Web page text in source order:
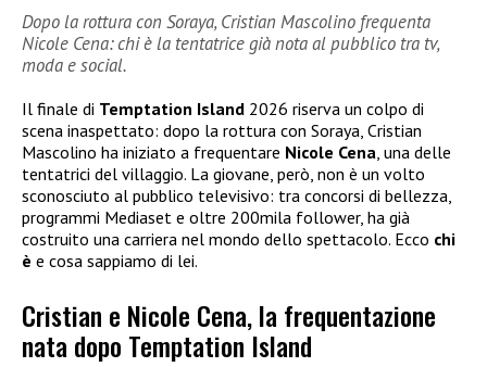
Dopo la rottura con Soraya, Cristian Mascolino frequenta
Nicole Cena: chi è la tentatrice già nota al pubblico tra tv,
moda e social.
Il finale di Temptation Island 2026 riserva un colpo di
scena inaspettato: dopo la rottura con Soraya, Cristian
Mascolino ha iniziato a frequentare Nicole Cena, una delle
tentatrici del villaggio. La giovane, però, non è un volto
sconosciuto al pubblico televisivo: tra concorsi di bellezza,
programmi Mediaset e oltre 200mila follower, ha già
costruito una carriera nel mondo dello spettacolo. Ecco chi
è e cosa sappiamo di lei.
Cristian e Nicole Cena, la frequentazione
nata dopo Temptation Island